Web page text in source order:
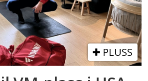
PLUSS